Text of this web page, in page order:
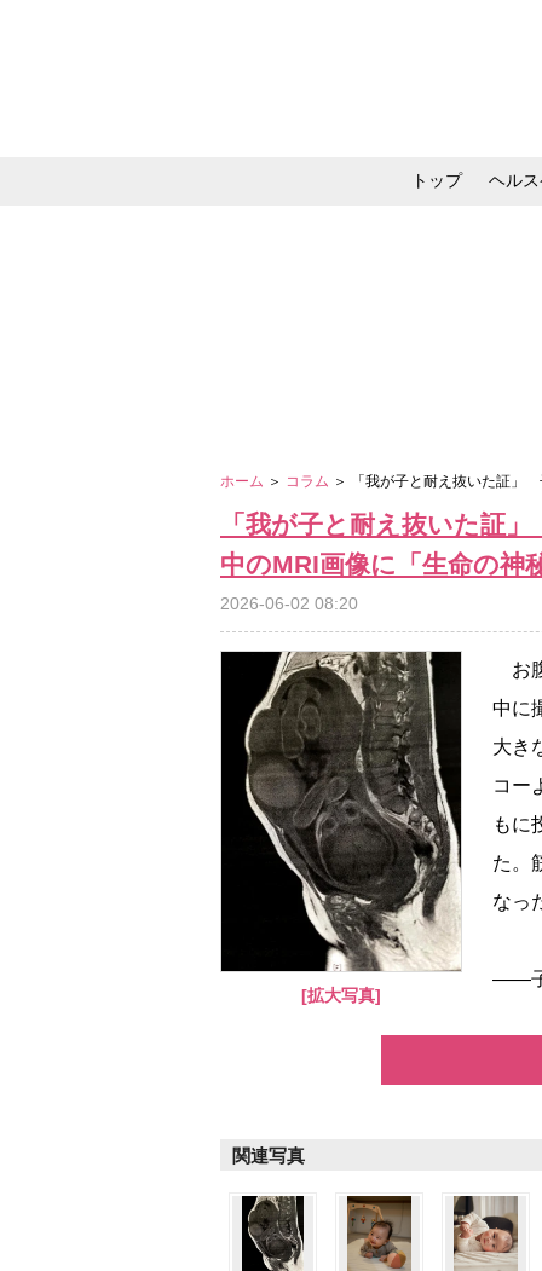
トップ ヘル
ホーム ＞ コラム ＞ 「我が子と耐え抜いた証」
「我が子と耐え抜いた証
中のMRI画像に「生命の
2026-06-02 08:20
[拡大写真]
お
中に
大き
コー
もに
た。
なっ
――子
関連写真